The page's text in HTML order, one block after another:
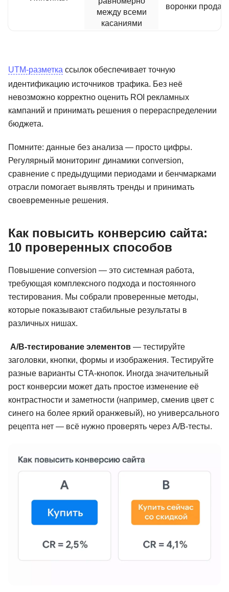
между всеми
касаниями
воронки продаж
UTM-разметка ссылок обеспечивает точную
идентификацию источников трафика. Без неё
невозможно корректно оценить ROI рекламных
кампаний и принимать решения о перераспределении
бюджета.
Помните: данные без анализа — просто цифры.
Регулярный мониторинг динамики conversion,
сравнение с предыдущими периодами и бенчмарками
отрасли помогает выявлять тренды и принимать
своевременные решения.
Как повысить конверсию сайта:
10 проверенных способов
Повышение conversion — это системная работа,
требующая комплексного подхода и постоянного
тестирования. Мы собрали проверенные методы,
которые показывают стабильные результаты в
различных нишах.
A/B-тестирование элементов — тестируйте
заголовки, кнопки, формы и изображения. Тестируйте
разные варианты CTA-кнопок. Иногда значительный
рост конверсии может дать простое изменение её
контрастности и заметности (например, сменив цвет с
синего на более яркий оранжевый), но универсального
рецепта нет — всё нужно проверять через A/B-тесты.